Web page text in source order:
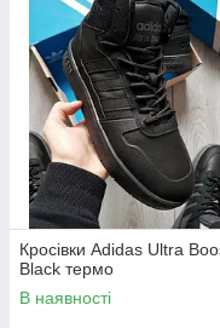
Кросівки Adidas Ultra
Black термо
В наявності